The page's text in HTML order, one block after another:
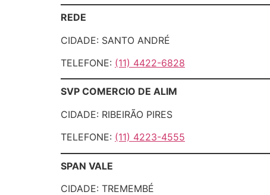
REDE
CIDADE: SANTO ANDRÉ
TELEFONE: (11) 4422-6828
SVP COMERCIO DE ALIM
CIDADE: RIBEIRÃO PIRES
TELEFONE: (11) 4223-4555
SPAN VALE
CIDADE: TREMEMBÉ